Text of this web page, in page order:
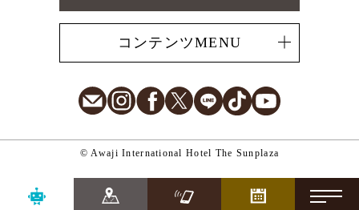
コンテンツMENU
E-MailInstagramFacebook
X LINETikTok
© Awaji International Hotel The Sunplaza